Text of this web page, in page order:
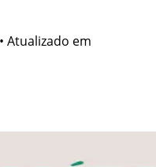
• Atualizado em